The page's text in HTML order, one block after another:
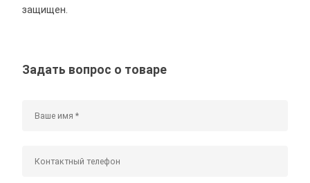
защищен.
Задать вопрос о товаре